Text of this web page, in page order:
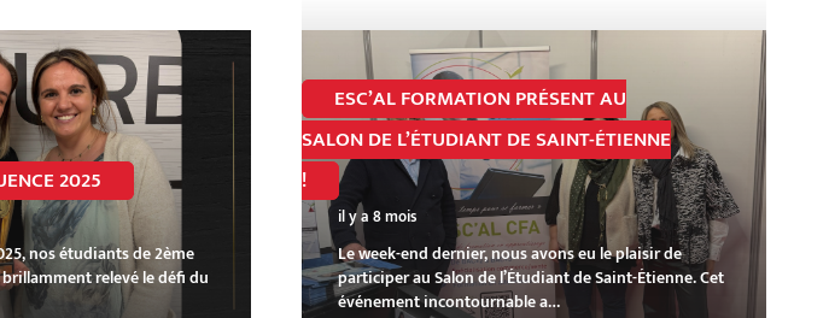
2025
nos étudiants de 2ème
relevé le défi du
ESC’AL FORMATION PRÉSENT AU
SALON DE L’ÉTUDIANT DE SAINT-ÉTIENNE
!
il y a 8 mois
Le week-end dernier, nous avons eu le plaisir de
participer au Salon de l’Étudiant de Saint-Étienne. Cet
événement incontournable a…